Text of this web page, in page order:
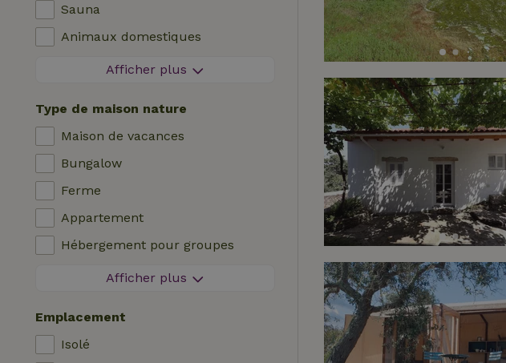
Pêche à proximité
Sauna
Animaux domestiques
Zone sans feux d'artifice
Réservation instantanée
Machine à laver
Lave-vaisselle
Meubles de jardin
Accès à Internet (WiFi)
Réfrigérateur avec compartiment
congélateur
Afficher plus
Type de maison nature
Maison de vacances
Bungalow
Ferme
Appartement
Hébergement pour groupes
Maisonnette
Maison de campagne
Chalet
Afficher plus
Emplacement
Isolé